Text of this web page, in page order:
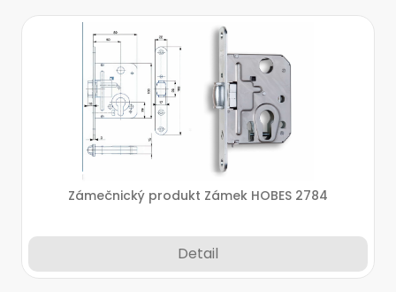
Zámečnický produkt Zámek HOBES 2784
Detail